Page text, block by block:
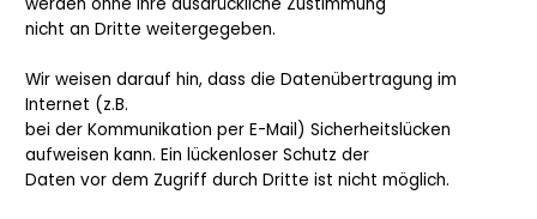
nicht an Dritte weitergegeben.
Wir weisen darauf hin, dass die Datenübertragung im
Internet (z.B.
bei der Kommunikation per E-Mail) Sicherheitslücken
aufweisen kann. Ein lückenloser Schutz der
Daten vor dem Zugriff durch Dritte ist nicht möglich.